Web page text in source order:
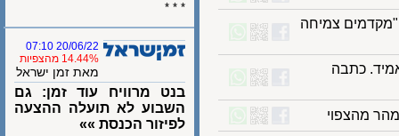
צמיחה
כתבה
מהצפוי
* * *
20/06/22 07:10
14.44% מהצפיות
מאת זמן ישראל
בנט מרוויח עוד זמן: גם
השבוע לא תועלה ההצעה
לפיזור הכנסת »»